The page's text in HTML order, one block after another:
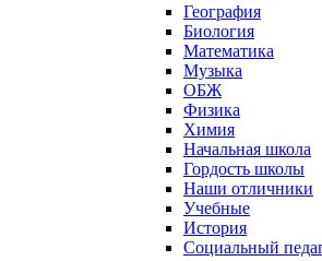
География
Биология
Математика
Музыка
ОБЖ
Физика
Химия
Начальная школа
Гордость школы
Наши отличники
Учебные
История
Социальный